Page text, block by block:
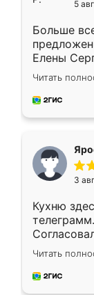
5
Больше
Елены
короткие
для
Читать
3
Кухню
недели
довольны
мебель за
Читать